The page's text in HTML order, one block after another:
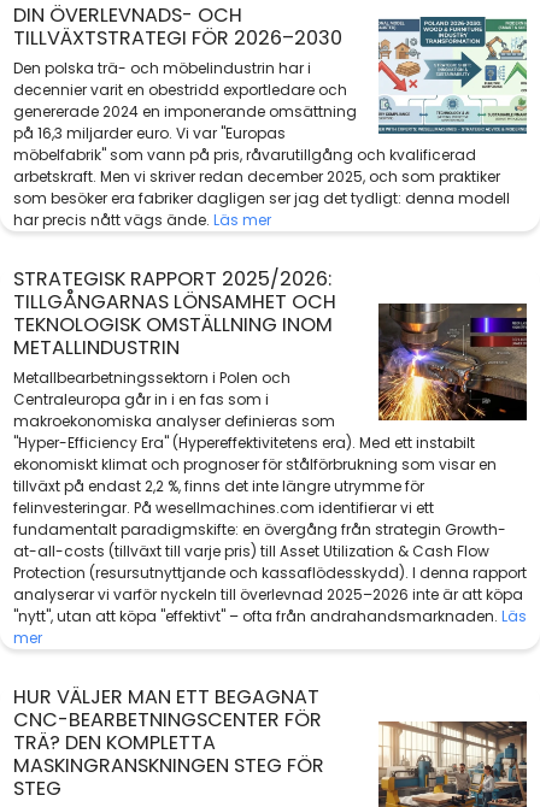
DIN ÖVERLEVNADS- OCH
TILLVÄXTSTRATEGI FÖR 2026–2030
Den polska trä- och möbelindustrin har i
decennier varit en obestridd exportledare och
genererade 2024 en imponerande omsättning
på 16,3 miljarder euro. Vi var "Europas
möbelfabrik" som vann på pris, råvarutillgång och kvalificerad
arbetskraft. Men vi skriver redan december 2025, och som praktiker
som besöker era fabriker dagligen ser jag det tydligt: denna modell
har precis nått vägs ände. Läs mer
STRATEGISK RAPPORT 2025/2026:
TILLGÅNGARNAS LÖNSAMHET OCH
TEKNOLOGISK OMSTÄLLNING INOM
METALLINDUSTRIN
Metallbearbetningssektorn i Polen och
Centraleuropa går in i en fas som i
makroekonomiska analyser definieras som
"Hyper-Efficiency Era" (Hypereffektivitetens era). Med ett instabilt
ekonomiskt klimat och prognoser för stålförbrukning som visar en
tillväxt på endast 2,2 %, finns det inte längre utrymme för
felinvesteringar. På wesellmachines.com identifierar vi ett
fundamentalt paradigmskifte: en övergång från strategin Growth-
at-all-costs (tillväxt till varje pris) till Asset Utilization & Cash Flow
Protection (resursutnyttjande och kassaflödesskydd). I denna rapport
analyserar vi varför nyckeln till överlevnad 2025–2026 inte är att köpa
"nytt", utan att köpa "effektivt" – ofta från andrahandsmarknaden. Läs
mer
HUR VÄLJER MAN ETT BEGAGNAT
CNC-BEARBETNINGSCENTER FÖR
TRÄ? DEN KOMPLETTA
MASKINGRANSKNINGEN STEG FÖR
STEG